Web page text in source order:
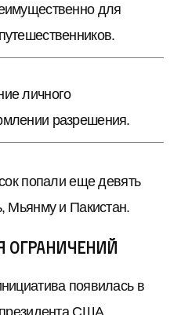
для
личного
разрешения.
попали еще девять
Мьянму и Пакистан.
ограничений
появилась в
президента США